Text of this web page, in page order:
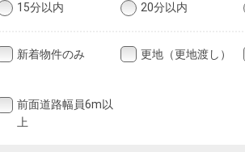
15分以内 20分以内
新着物件のみ 更地（更地渡し）
前面道路幅員6m以
上